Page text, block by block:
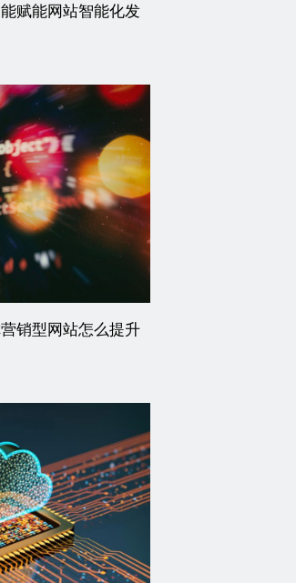
赋能网站智能化发
销型网站怎么提升